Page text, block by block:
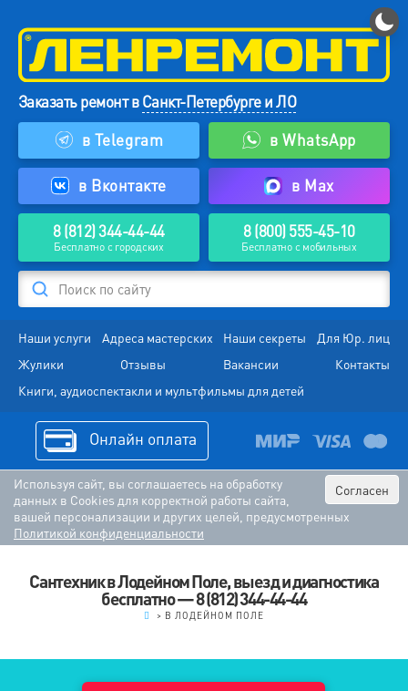
Заказать ремонт вСанкт-Петербурге и ЛО
в Telegram
в WhatsApp
в Вконтакте в Max
8 (812) 344-44-44
Бесплатно с городских
8 (800) 555-45-10
Бесплатно с мобильных
Поиск по сайту
Наши услуги Адреса мастерских Наши секреты
Для Юр. лиц
Жулики
Отзывы Вакансии
Контакты
Книги, аудиоспектакли и мультфильмы для детей
Онлайн оплата
Согласен
Используя сайт, вы соглашаетесь на обработку
данных в Cookies для корректной работы сайта,
вашей персонализации и других целей, предусмотренных
Политикой конфиденциальности
Сантехник в Лодейном Поле, выезд и диагностика
бесплатно — 8 (812) 344-44-44
> В ЛОДЕЙНОМ ПОЛЕ